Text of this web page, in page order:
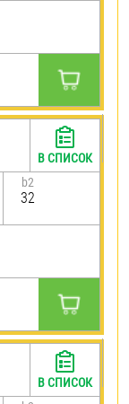
b2
32
В СПИСОК
В СПИСОК